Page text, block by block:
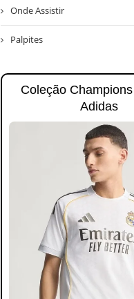
Onde Assistir
Palpites
Coleção
Adidas